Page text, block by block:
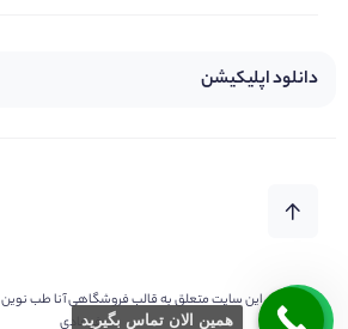
دانلود اپلیکیشن
کلیه حقوق این سایت متعلق بهقالب فروشگاهی آنا طب نوین
فرهادیهمین الان تماس بگیرید